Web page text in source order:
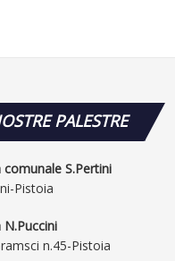
PALESTRE
comunale S.Pertini
Pistoia
N.Puccini
n.45-Pistoia